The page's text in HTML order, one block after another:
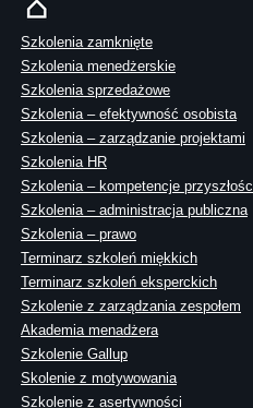
Szkolenia zamknięte
Szkolenia menedżerskie
Szkolenia sprzedażowe
Szkolenia – efektywność osobista
Szkolenia – zarządzanie projektami
Szkolenia HR
Szkolenia – kompetencje
Szkolenia – administracja publiczna
Szkolenia – prawo
Terminarz szkoleń miękkich
Terminarz szkoleń eksperckich
Szkolenie z zarządzania zespołem
Akademia menadżera
Szkolenie Gallup
Skolenie z motywowania
Szkolenie z asertywności